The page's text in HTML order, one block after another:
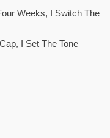
Weeks, I Switch The
I Set The Tone